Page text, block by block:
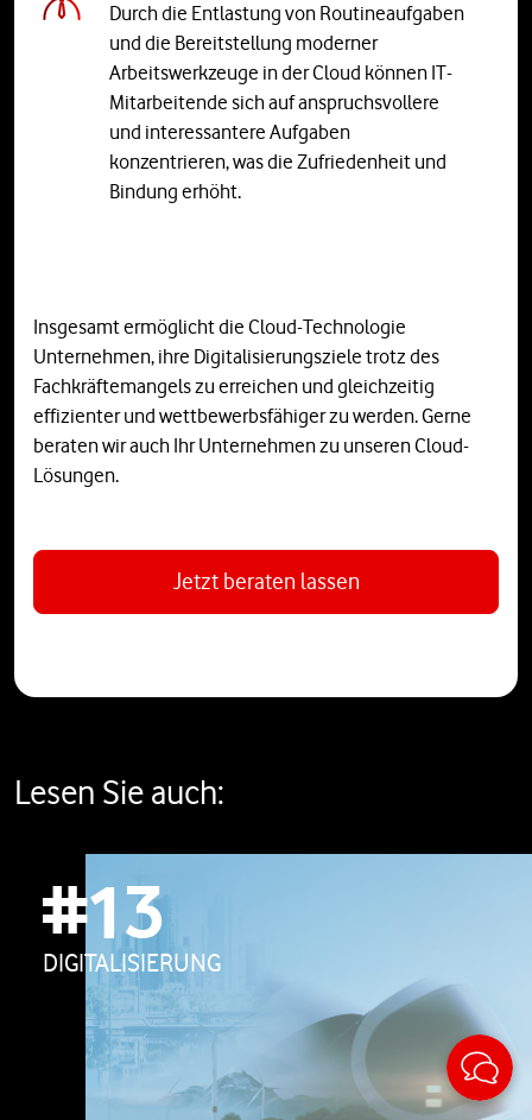
Durch die Entlastung von Routineaufgaben
und die Bereitstellung moderner
Arbeitswerkzeuge in der Cloud können IT-
Mitarbeitende sich auf anspruchsvollere
und interessantere Aufgaben
konzentrieren, was die Zufriedenheit und
Bindung erhöht.
Insgesamt ermöglicht die Cloud-Technologie
Unternehmen, ihre Digitalisierungsziele trotz des
Fachkräftemangels zu erreichen und gleichzeitig
effizienter und wettbewerbsfähiger zu werden. Gerne
beraten wir auch Ihr Unternehmen zu unseren Cloud-
Lösungen.
Jetzt beraten lassen
Lesen Sie auch:
#13
DIGITALISIERUNG
Sticky